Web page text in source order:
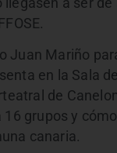
Juan Mariño
en la Sala
de
grupos y
canaria.